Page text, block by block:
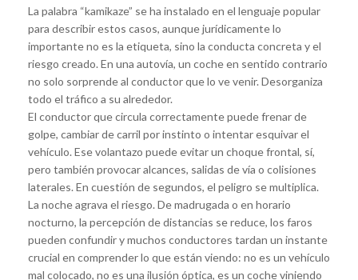
La palabra “kamikaze” se ha instalado en el lenguaje popular
para describir estos casos, aunque jurídicamente lo
importante no es la etiqueta, sino la conducta concreta y el
riesgo creado. En una autovía, un coche en sentido contrario
no solo sorprende al conductor que lo ve venir. Desorganiza
todo el tráfico a su alrededor.
El conductor que circula correctamente puede frenar de
golpe, cambiar de carril por instinto o intentar esquivar el
vehículo. Ese volantazo puede evitar un choque frontal, sí,
pero también provocar alcances, salidas de vía o colisiones
laterales. En cuestión de segundos, el peligro se multiplica.
La noche agrava el riesgo. De madrugada o en horario
nocturno, la percepción de distancias se reduce, los faros
pueden confundir y muchos conductores tardan un instante
crucial en comprender lo que están viendo: no es un vehículo
mal colocado, no es una ilusión óptica, es un coche viniendo